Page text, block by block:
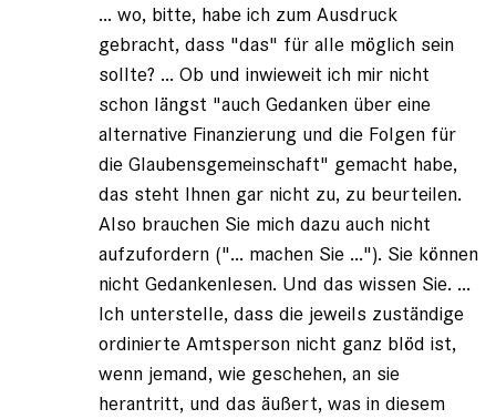
Claus
Schröder
(nicht
registriert)
... wo, bitte, habe ich zum Ausdruck
gebracht, dass "das" für alle möglich sein
sollte? ... Ob und inwieweit ich mir nicht
schon längst "auch Gedanken über eine
alternative Finanzierung und die Folgen für
die Glaubensgemeinschaft" gemacht habe,
das steht Ihnen gar nicht zu, zu beurteilen.
Also brauchen Sie mich dazu auch nicht
aufzufordern ("... machen Sie ..."). Sie können
nicht Gedankenlesen. Und das wissen Sie. ...
Ich unterstelle, dass die jeweils zuständige
ordinierte Amtsperson nicht ganz blöd ist,
wenn jemand, wie geschehen, an sie
herantritt, und das äußert, was in diesem